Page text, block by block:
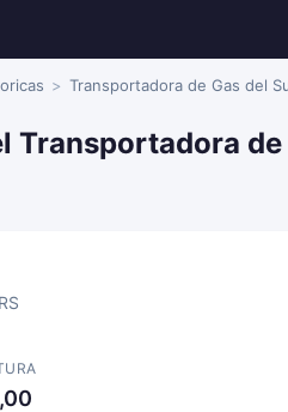
Transportadora de Gas del
Transportadora de